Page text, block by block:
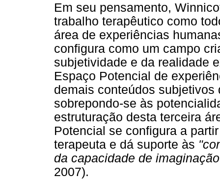
Em seu pensamento,
trabalho terapêutico como
área de experiências
configura como um campo
subjetividade e da realidade
Espaço Potencial de
demais conteúdos
sobrepondo-se às
estruturação desta terceira
Potencial se configura a
terapeuta e dá suporte às
da capacidade de
2007).